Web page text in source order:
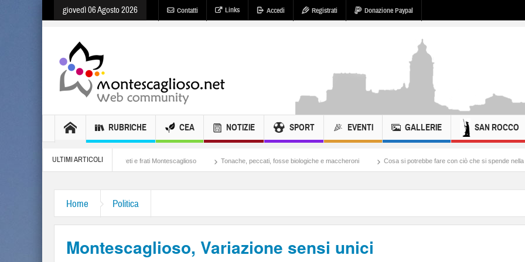
giovedì 06 Agosto 2026 Contatti Links Accedi Registrati Donazione Paypal
RUBRICHE CEA NOTIZIE SPORT EVENTI GALLERIE SAN ROCCO
ULTIMI ARTICOLI
Lotta di classe… tra preti e frati Montescaglioso Tonache, peccati, fosse biologiche e maccheroni Cosa si potrebbe fare con ciò che si spende nella guerra all’Iran
Home Politica
Montescaglioso, Variazione sensi unici